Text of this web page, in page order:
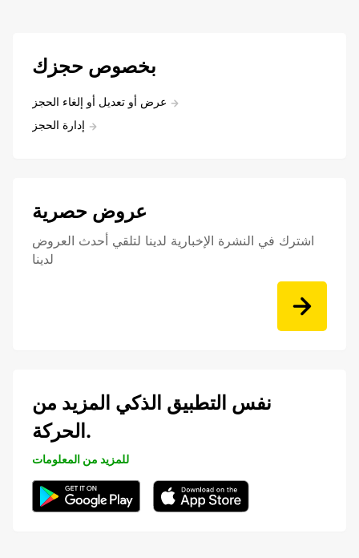
بخصوص حجزك
عرض أو تعديل أو إلغاء الحجز
إدارة الحجز
عروض حصرية
اشترك في النشرة الإخبارية لدينا لتلقي أحدث العروض
لدينا
نفس التطبيق الذكي المزيد من
الحركة.
للمزيد من المعلومات